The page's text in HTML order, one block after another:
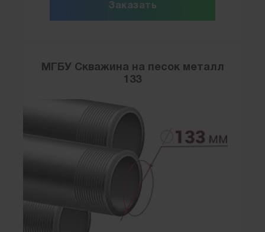
Заказать
МГБУ Скважина на песок металл
133